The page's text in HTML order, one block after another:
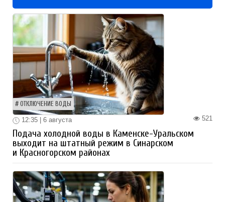
ОТКЛЮЧЕНИЕ ВОДЫ
521
12:35 | 6 августа
Подача холодной воды в Каменске-Уральском
выходит на штатный режим в Синарском
и Красногорском районах